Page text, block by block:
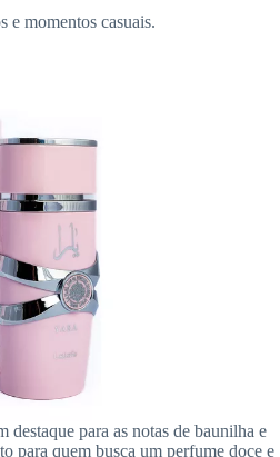
e momentos casuais.
destaque para as notas de baunilha e
para quem busca um perfume doce e